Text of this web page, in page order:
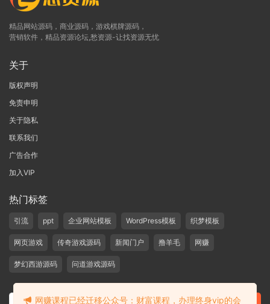
精品网站源码，商业源码，游戏棋牌源码，
营销软件，精品资源论坛,愁资源-让找资源无忧
关于
版权声明
免责申明
关于隐私
联系我们
广告合作
加入VIP
热门标签
引流 ppt 企业网站模板 WordPress模板 织梦模板
网页游戏 传奇游戏源码 新闻门户 撸羊毛 网赚
梦幻西游源码 问道游戏源码
网赚课程已经迁移公众号：财富课程，办理终身vip的会